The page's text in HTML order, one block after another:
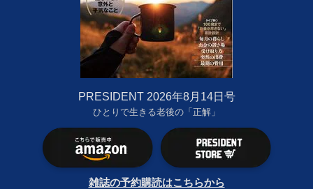
PRESIDENT 2026年8月14日号
ひとりで生きる老後の「正解」
雑誌の予約購読はこちらから